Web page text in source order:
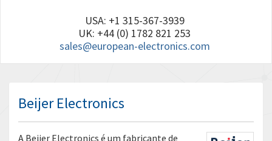
USA: +1 315-367-3939
UK: +44 (0) 1782 821 253
sales@european-electronics.com
Beijer Electronics
A Beijer Electronics é um fabricante de